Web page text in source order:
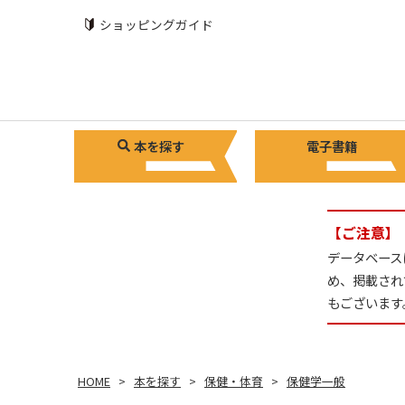
ショッピングガイド
本を探す 電子書籍
【ご注意】
データベー
め、掲載さ
もございま
HOME 本を探す 保健・体育 保健学一般